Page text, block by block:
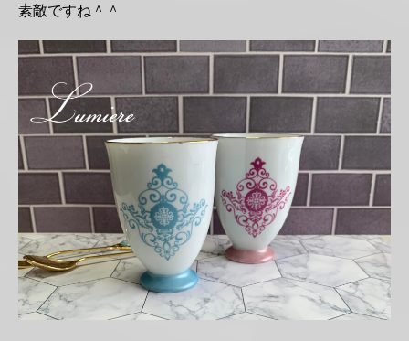
素敵ですね＾＾